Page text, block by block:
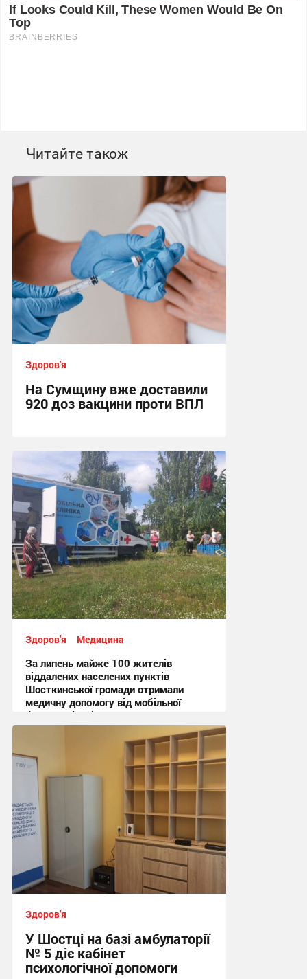
Читайте також
Здоров'я
На Сумщину вже доставили
920 доз вакцини проти ВПЛ
16:35, 4.08.2026
Здоров'я Медицина
За липень майже 100 жителів
віддалених населених пунктів
Шосткинської громади отримали
медичну допомогу від мобільної
бригади лікарів
Здоров'я
У Шостці на базі амбулаторії
№ 5 діє кабінет
психологічної допомоги